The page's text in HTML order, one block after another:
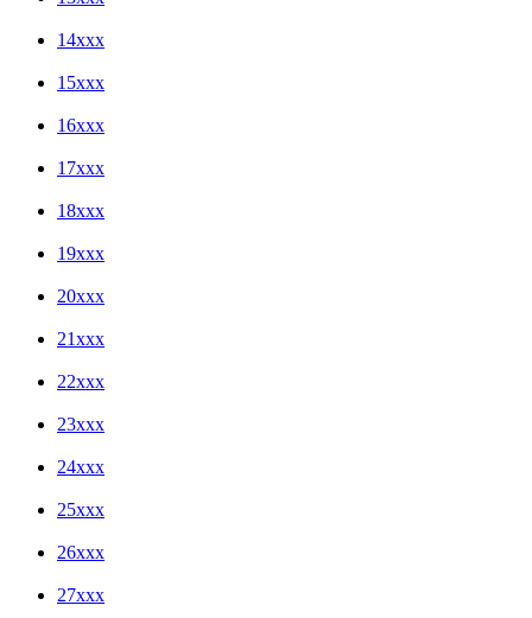
14xxx
15xxx
16xxx
17xxx
18xxx
19xxx
20xxx
21xxx
22xxx
23xxx
24xxx
25xxx
26xxx
27xxx